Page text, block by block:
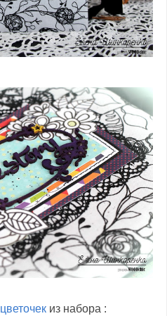
цветочек из набора :